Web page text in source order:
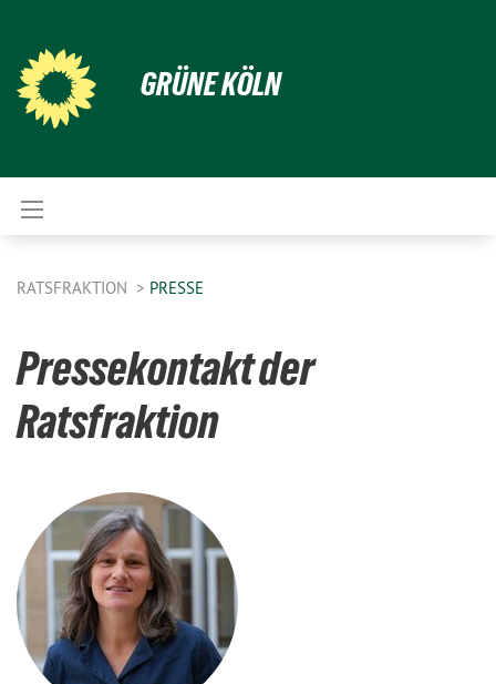
GRÜNE KÖLN
RATSFRAKTION PRESSE
Pressekontakt der
Ratsfraktion